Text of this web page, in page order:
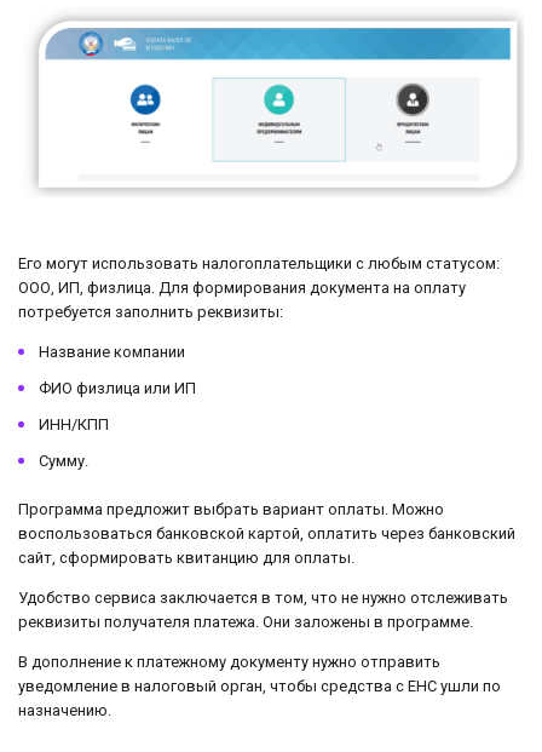
Его могут использовать налогоплательщики с любым статусом:
ООО, ИП, физлица. Для формирования документа на оплату
потребуется заполнить реквизиты:
Название компании
ФИО физлица или ИП
ИНН/КПП
Сумму.
Программа предложит выбрать вариант оплаты. Можно
воспользоваться банковской картой, оплатить через банковский
сайт, сформировать квитанцию для оплаты.
Удобство сервиса заключается в том, что не нужно отслеживать
реквизиты получателя платежа. Они заложены в программе.
В дополнение к платежному документу нужно отправить
уведомление в налоговый орган, чтобы средства с ЕНС ушли по
назначению.